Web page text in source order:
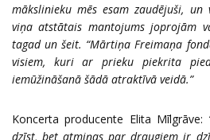
mākslinieku mēs esam zaudējuši,
viņa atstātais mantojums joprojām
tagad un šeit. “Mārtiņa Freimaņa
visiem, kuri ar prieku piekrita
iemūžināšanā šādā atraktīvā veidā.”
Koncerta producente Elita Mīlgrāve:
dzīst, bet atmiņas par draugiem ir